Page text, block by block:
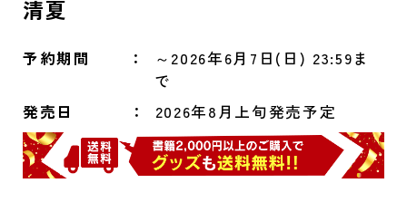
清夏
予約期間
～2026年6月7日(日) 23:59ま
で
発売日
2026年8月上旬発売予定